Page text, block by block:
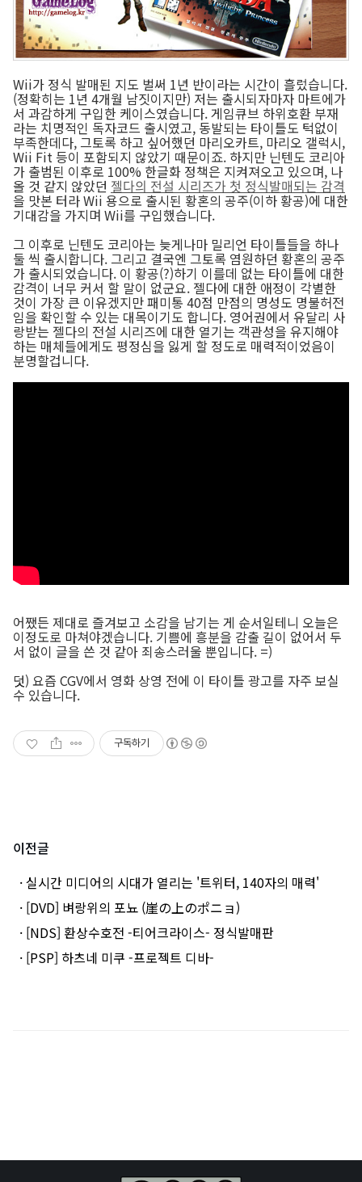
Wii가 정식 발매된 지도 벌써 1년 반이라는 시간이 흘렀습니다.
(정확히는 1년 4개월 남짓이지만) 저는 출시되자마자 마트에가
서 과감하게 구입한 케이스였습니다. 게임큐브 하위호환 부재
라는 치명적인 독자코드 출시였고, 동발되는 타이틀도 턱없이
부족한데다, 그토록 하고 싶어했던 마리오카트, 마리오 갤럭시,
Wii Fit 등이 포함되지 않았기 때문이죠. 하지만 닌텐도 코리아
가 출범된 이후로 100% 한글화 정책은 지켜져오고 있으며, 나
올 것 같지 않았던 젤다의 전설 시리즈가 첫 정식발매되는 감격
을 맛본 터라 Wii 용으로 출시된 황혼의 공주(이하 황공)에 대한
기대감을 가지며 Wii를 구입했습니다.
그 이후로 닌텐도 코리아는 늦게나마 밀리언 타이틀들을 하나
둘 씩 출시합니다. 그리고 결국엔 그토록 염원하던 황혼의 공주
가 출시되었습니다. 이 황공(?)하기 이를데 없는 타이틀에 대한
감격이 너무 커서 할 말이 없군요. 젤다에 대한 애정이 각별한
것이 가장 큰 이유겠지만 패미통 40점 만점의 명성도 명불허전
임을 확인할 수 있는 대목이기도 합니다. 영어권에서 유달리 사
랑받는 젤다의 전설 시리즈에 대한 열기는 객관성을 유지해야
하는 매체들에게도 평정심을 잃게 할 정도로 매력적이었음이
분명할겁니다.
어쨌든 제대로 즐겨보고 소감을 남기는 게 순서일테니 오늘은
이정도로 마쳐야겠습니다. 기쁨에 흥분을 감출 길이 없어서 두
서 없이 글을 쓴 것 같아 죄송스러울 뿐입니다. =)
덧) 요즘 CGV에서 영화 상영 전에 이 타이틀 광고를 자주 보실
수 있습니다.
구독하기
이전글
· 실시간 미디어의 시대가 열리는 '트위터, 140자의 매력'
· [DVD] 벼랑위의 포뇨 (崖の上のポニョ)
· [NDS] 환상수호전 -티어크라이스- 정식발매판
· [PSP] 하츠네 미쿠 -프로젝트 디바-